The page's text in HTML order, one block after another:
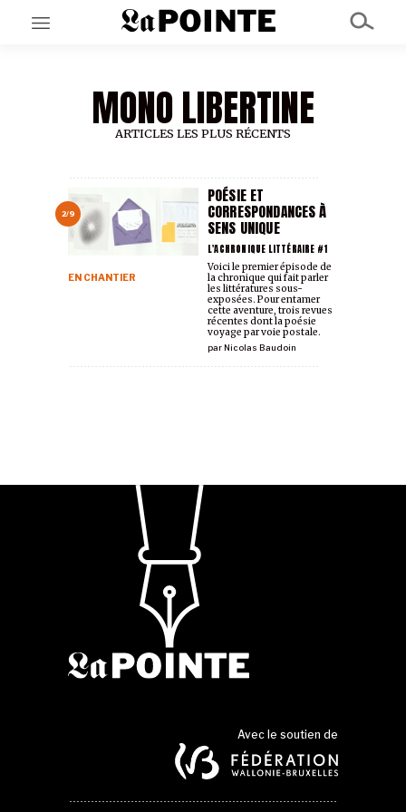
EN CE MOMENT
GRAND ANGLE
AU LARGE
À PROPOS
SOUTENEZ NOUS
MONO LIBERTINE
ARTICLES LES PLUS RÉCENTS
2/9
POÉSIE ET
CORRESPONDANCES À
SENS UNIQUE
L'ACHRONIQUE LITTÉRAIRE #1
EN CHANTIER
parNicolas Baudoin
Voici le premier épisode de
la chronique qui fait parler
les littératures sous-
exposées. Pour entamer
cette aventure, trois revues
récentes dont la poésie
voyage par voie postale.
Avec le soutien de